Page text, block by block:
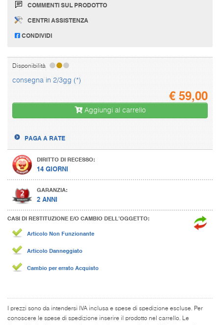
COMMENTI SUL PRODOTTO
CENTRI ASSISTENZA
CONDIVIDI
Disponibilità
consegna in 2/3gg (*)
€59,00
Aggiungi al carrello
PAGA A RATE
DIRITTO DI RECESSO:
14 GIORNI
GARANZIA:
2 ANNI
CASI DI RESTITUZIONE E/O CAMBIO DELL’OGGETTO:
Articolo Non Funzionante
Articolo Danneggiato
Cambio per errato Acquisto
I prezzi sono da intendersi IVA inclusa e spese di spedizione escluse. Per
conoscere le spese di spedizione inserire il prodotto nel carrello. Le